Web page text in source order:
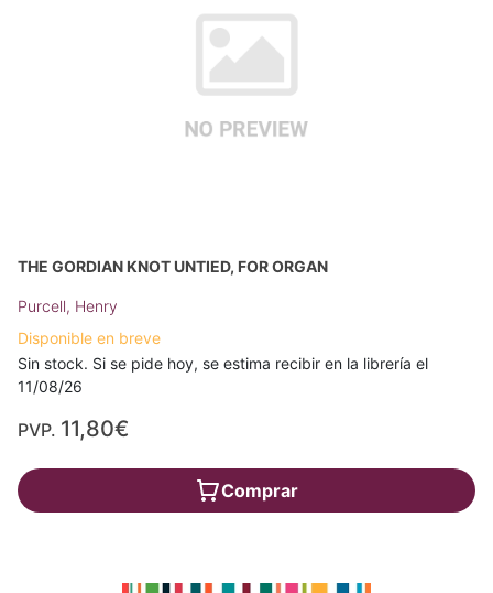
THE GORDIAN KNOT UNTIED, FOR ORGAN
Purcell, Henry
Disponible en breve
Sin stock. Si se pide hoy, se estima recibir en la librería el
11/08/26
PVP. 11,80€
Comprar